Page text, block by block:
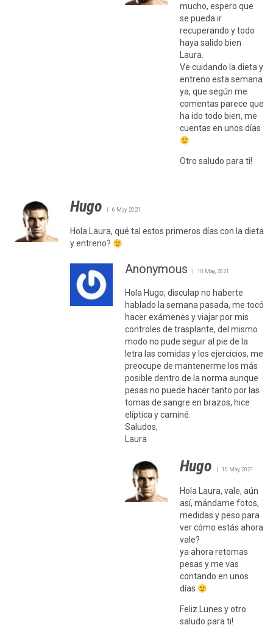
mucho, espero que
se pueda ir
recuperando y todo
haya salido bien
Laura.
Ve cuidando la dieta y
entreno esta semana
ya, que según me
comentas parece que
ha ido todo bien, me
cuentas en unos días
Otro saludo para ti!
Hugo 6 May, 2021
Hola Laura, qué tal estos primeros días con la dieta
y entreno?
Anonymous 10 May, 2021
Hola Hugo, disculap no haberte
hablado la semana pasada, me tocó
hacer exámenes y viajar por mis
controles de trasplante, del mismo
modo no pude seguir al pie de la
letra las comidas y los ejercicios, me
preocupe de mantenerme los más
posible dentro de la norma aunque
pesas no puede hacer tanto por las
tomas de sangre en brazos, hice
elíptica y caminé.
Saludos,
Laura
Hugo 10 May, 2021
Hola Laura, vale, aún
así, mándame fotos,
medidas y peso para
ver cómo estás ahora
vale?
ya ahora retomas
pesas y me vas
contando en unos
días
Feliz Lunes y otro
saludo para ti!